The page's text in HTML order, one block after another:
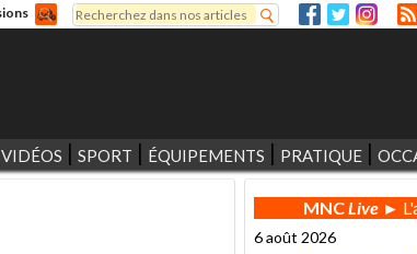
Formulaire de recherche
Rechercher
VIDÉOS SPORT ÉQUIPEMENTS PRATIQUE
MNCLive►
6 août 2026